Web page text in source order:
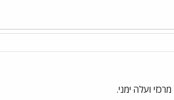
ועלה ימני.